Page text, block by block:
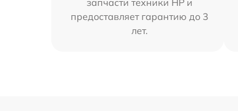
запчасти техники HP и
предоставляет гарантию до 3
лет.